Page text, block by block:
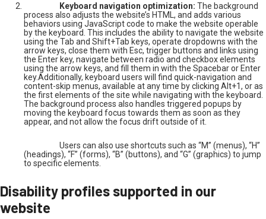
Keyboard navigation optimization: The background
process also adjusts the website’s HTML, and adds various
behaviors using JavaScript code to make the website operable
by the keyboard. This includes the ability to navigate the website
using the Tab and Shift+Tab keys, operate dropdowns with the
arrow keys, close them with Esc, trigger buttons and links using
the Enter key, navigate between radio and checkbox elements
using the arrow keys, and fill them in with the Spacebar or Enter
key.Additionally, keyboard users will find quick-navigation and
content-skip menus, available at any time by clicking Alt+1, or as
the first elements of the site while navigating with the keyboard.
The background process also handles triggered popups by
moving the keyboard focus towards them as soon as they
appear, and not allow the focus drift outside of it.
Users can also use shortcuts such as “M” (menus), “H”
(headings), “F” (forms), “B” (buttons), and “G” (graphics) to jump
to specific elements.
Disability profiles supported in our
website